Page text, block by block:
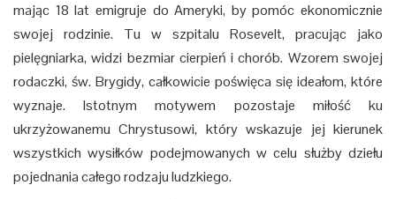
mając 18 lat emigruje do Ameryki, by pomóc ekonomicznie
swojej rodzinie. Tu w szpitalu Rosevelt, pracując jako
pielęgniarka, widzi bezmiar cierpień i chorób. Wzorem swojej
rodaczki, św. Brygidy, całkowicie poświęca się ideałom, które
wyznaje. Istotnym motywem pozostaje miłość ku
ukrzyżowanemu Chrystusowi, który wskazuje jej kierunek
wszystkich wysiłków podejmowanych w celu służby dziełu
pojednania całego rodzaju ludzkiego.